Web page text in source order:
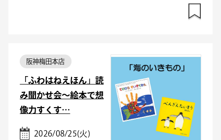
阪神梅田本店
「ふわはねえほん」読
み聞かせ会～絵本で想
像力すくす…
2026/08/25(火)